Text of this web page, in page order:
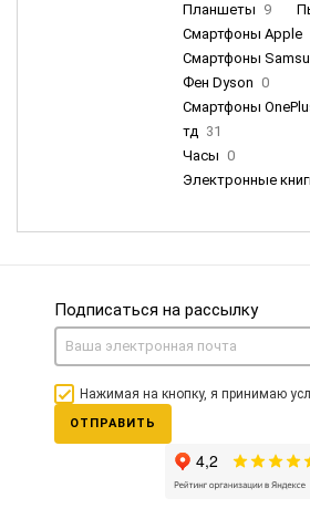
Планшеты 9
Смартфоны Apple
Смартфоны
Фен Dyson 0
Смартфоны
тд 31
Часы 0
Электронные
Подписаться на рассылку
Нажимая на кнопку, я принимаю
ОТПРАВИТЬ